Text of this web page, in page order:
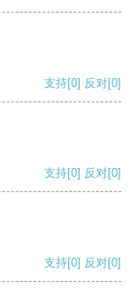
支持[0] 反对[0]
支持[0] 反对[0]
支持[0] 反对[0]